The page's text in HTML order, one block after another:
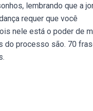
lembrando que a
requer que você
nele está o poder de
do processo são. 70